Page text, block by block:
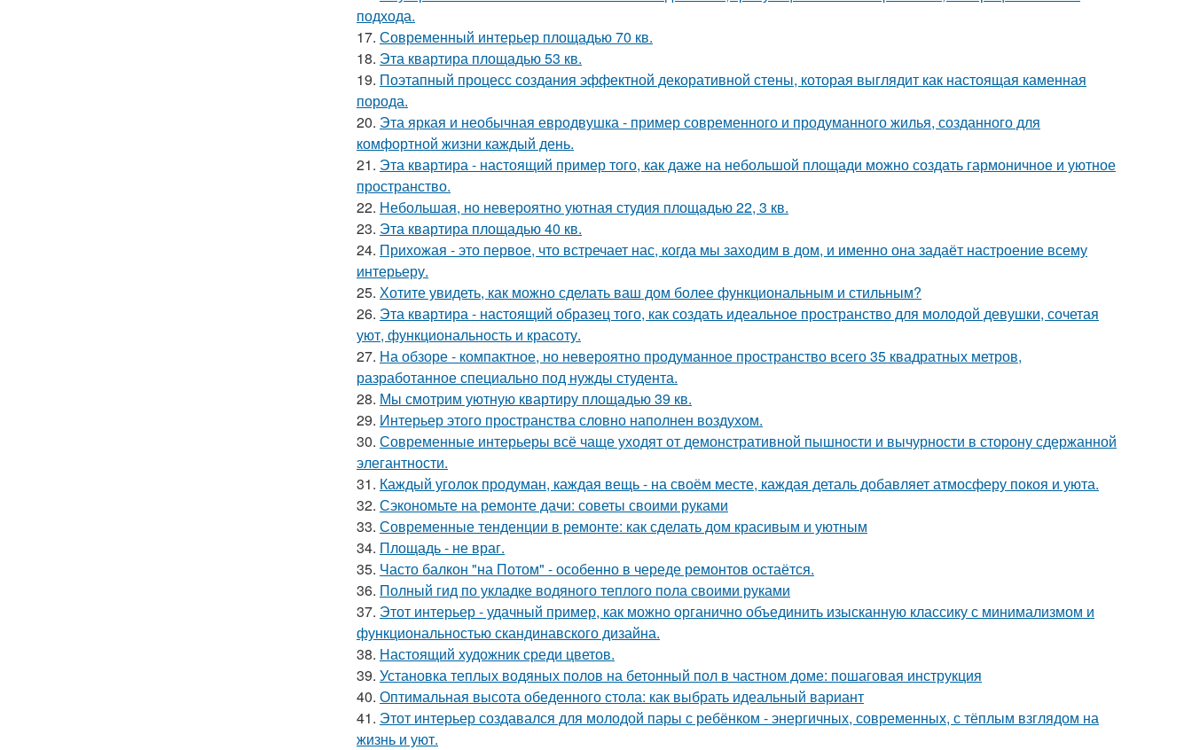
подхода.
17. Современный интерьер площадью 70 кв.
18. Эта квартира площадью 53 кв.
19. Поэтапный процесс создания эффектной декоративной стены, которая выглядит как настоящая каменная
порода.
20. Эта яркая и необычная евродвушка - пример современного и продуманного жилья, созданного для
комфортной жизни каждый день.
21. Эта квартира - настоящий пример того, как даже на небольшой площади можно создать гармоничное и уютное
пространство.
22. Небольшая, но невероятно уютная студия площадью 22, 3 кв.
23. Эта квартира площадью 40 кв.
24. Прихожая - это первое, что встречает нас, когда мы заходим в дом, и именно она задаёт настроение всему
интерьеру.
25. Хотите увидеть, как можно сделать ваш дом более функциональным и стильным?
26. Эта квартира - настоящий образец того, как создать идеальное пространство для молодой девушки, сочетая
уют, функциональность и красоту.
27. На обзоре - компактное, но невероятно продуманное пространство всего 35 квадратных метров,
разработанное специально под нужды студента.
28. Мы смотрим уютную квартиру площадью 39 кв.
29. Интерьер этого пространства словно наполнен воздухом.
30. Современные интерьеры всё чаще уходят от демонстративной пышности и вычурности в сторону сдержанной
элегантности.
31. Каждый уголок продуман, каждая вещь - на своём месте, каждая деталь добавляет атмосферу покоя и уюта.
32. Сэкономьте на ремонте дачи: советы своими руками
33. Современные тенденции в ремонте: как сделать дом красивым и уютным
34. Площадь - не враг.
35. Часто балкон "на Потом" - особенно в череде ремонтов остаётся.
36. Полный гид по укладке водяного теплого пола своими руками
37. Этот интерьер - удачный пример, как можно органично объединить изысканную классику с минимализмом и
функциональностью скандинавского дизайна.
38. Настоящий художник среди цветов.
39. Установка теплых водяных полов на бетонный пол в частном доме: пошаговая инструкция
40. Оптимальная высота обеденного стола: как выбрать идеальный вариант
41. Этот интерьер создавался для молодой пары с ребёнком - энергичных, современных, с тёплым взглядом на
жизнь и уют.